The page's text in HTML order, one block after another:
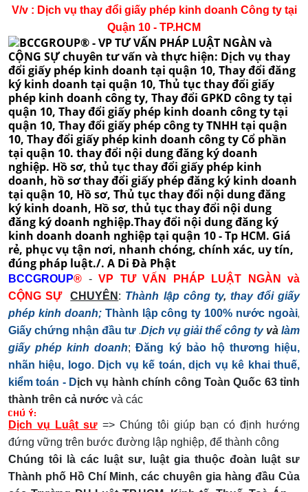
V/v : Dịch vụ thay đổi giấy phép kinh doanh Công ty tại
Quận 10 - TP.HCM
BCCGROUP® - VP TƯ VẤN PHÁP LUẬT NGÀN và
CỘNG SỰ
CHUYÊN : Thành lập công ty, thay đổi giấy
phép kinh doanh; Thành lập công ty 100% nước ngoài,
Giấy chứng nhận đầu tư .Dịch vụ giải thể công tyvà làm
giấy phép kinh doanh;Đăng ký bảo hộ thương hiệu,
nhãn hiệu, logo. Dịch vụ kế toán, dịch vụ kê khai thuế,
kiểm toán - Dịch vụ hành chính công Toàn Quốc 63 tỉnh
thành trên cả nước và các
Dịch vụ Luật sư => Chúng tôi giúp bạn có định hướng
đứng vững trên bước đường lập nghiệp, để thành công
Chúng tôi là các luật sư, luật gia thuộc đoàn luật sư
Thành phố Hồ Chí Minh, các chuyên gia hàng đầu Của